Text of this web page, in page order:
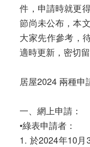
件，申請時就更
節尚未公布，本
大家先作參考，
適時更新，密切留
居屋2024 兩種申
一、網上申請：
•綠表申請者：
1. 於2024年10